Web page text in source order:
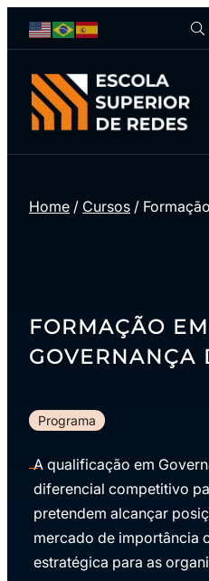
Home / Cursos /
FORMAÇÃO EM
GOVERNANÇA
Programa
A qualificação em
diferencial competitivo
pretendem alcançar
mercado de importância
estratégica para as